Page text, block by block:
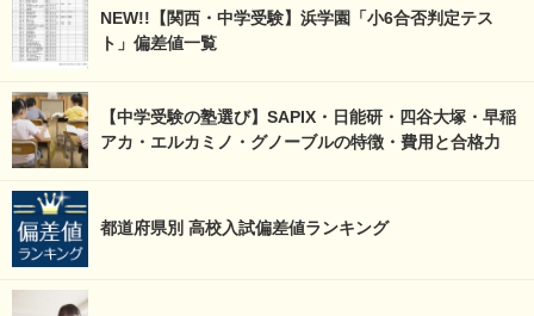
NEW!!【関西・中学受験】浜学園「小6合否判定テス
ト」偏差値一覧
【中学受験の塾選び】SAPIX・日能研・四谷大塚・早稲
アカ・エルカミノ・グノーブルの特徴・費用と合格力
都道府県別 高校入試偏差値ランキング